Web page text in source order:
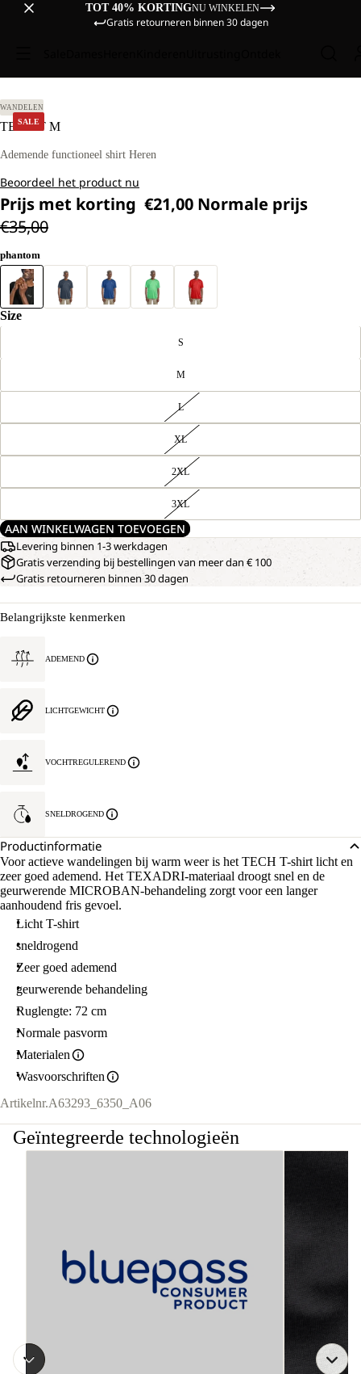
TOT 40% KORTINGNU WINKELEN
Gratis retourneren binnen 30 dagen
SALE
L.
IN
DRAAGT
WANDELEN
TECH T M
Ademende functioneel shirt Heren
Beoordeel het product nu
Prijs met korting €21,00 Normale prijs
€35,00
phantom
Size
S
M
L
XL
2XL
3XL
AAN WINKELWAGEN TOEVOEGEN
Levering binnen 1-3 werkdagen
Gratis verzending bij bestellingen van meer dan € 100
Gratis retourneren binnen 30 dagen
Belangrijkste kenmerken
ADEMEND
LICHTGEWICHT
VOCHTREGULEREND
SNELDROGEND
Productinformatie
Voor actieve wandelingen bij warm weer is het TECH T-shirt licht en
zeer goed ademend. Het TEXADRI-materiaal droogt snel en de
geurwerende MICROBAN-behandeling zorgt voor een langer
aanhoudend fris gevoel.
Licht T-shirt
sneldrogend
Zeer goed ademend
geurwerende behandeling
Ruglengte: 72 cm
Normale pasvorm
Materialen
Wasvoorschriften
Artikelnr.A63293_6350_A06
Geïntegreerde technologieën